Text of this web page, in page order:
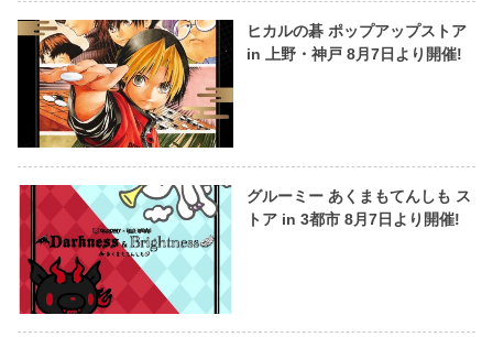
ヒカルの碁 ポップアップストア
in 上野・神戸 8月7日より開催!
グルーミー あくまもてんしも ス
トア in 3都市 8月7日より開催!